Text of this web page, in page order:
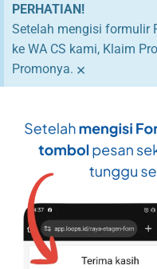
PERHATIAN!
Setelah mengisi formulir
ke WA CS kami, Klaim
Promonya. ×